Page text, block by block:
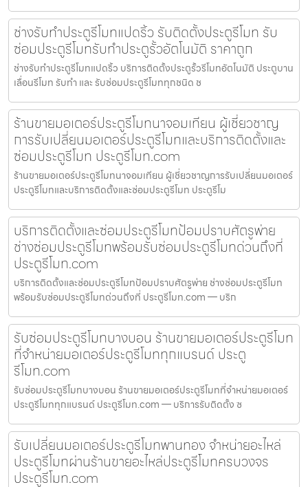
ช่างรับทำประตูรีโมทแปดริ้ว รับติดตั้งประตูรีโมท รับ
ซ่อมประตูรีโมทรับทำประตูรั้วอัตโนมัติ ราคาถูก
ช่างรับทำประตูรีโมทแปดริ้ว บริการติดตั้งประตูรั้วรีโมทอัตโนมัติ ประตูบาน
เลื่อนรีโมท รับทำ และ รับซ่อมประตูรีโมททุกชนิด ช
ร้านขายมอเตอร์ประตูรีโมทนาจอมเทียน ผู้เชี่ยวชาญ
การรับเปลี่ยนมอเตอร์ประตูรีโมทและบริการติดตั้งและ
ซ่อมประตูรีโมท ประตูรีโมท.com
ร้านขายมอเตอร์ประตูรีโมทนาจอมเทียน ผู้เชี่ยวชาญการรับเปลี่ยนมอเตอร์
ประตูรีโมทและบริการติดตั้งและซ่อมประตูรีโมท ประตูรีโม
บริการติดตั้งและซ่อมประตูรีโมทป้อมปราบศัตรูพ่าย
ช่างซ่อมประตูรีโมทพร้อมรับซ่อมประตูรีโมทด่วนถึงที่
ประตูรีโมท.com
บริการติดตั้งและซ่อมประตูรีโมทป้อมปราบศัตรูพ่าย ช่างซ่อมประตูรีโมท
พร้อมรับซ่อมประตูรีโมทด่วนถึงที่ ประตูรีโมท.com — บริก
รับซ่อมประตูรีโมทบางบอน ร้านขายมอเตอร์ประตูรีโมท
ที่จำหน่ายมอเตอร์ประตูรีโมททุกแบรนด์ ประตู
รีโมท.com
รับซ่อมประตูรีโมทบางบอน ร้านขายมอเตอร์ประตูรีโมทที่จำหน่ายมอเตอร์
ประตูรีโมททุกแบรนด์ ประตูรีโมท.com — บริการรับติดตั้ง ซ
รับเปลี่ยนมอเตอร์ประตูรีโมทพานทอง จำหน่ายอะไหล่
ประตูรีโมทผ่านร้านขายอะไหล่ประตูรีโมทครบวงจร
ประตูรีโมท.com